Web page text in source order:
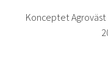
Konceptet